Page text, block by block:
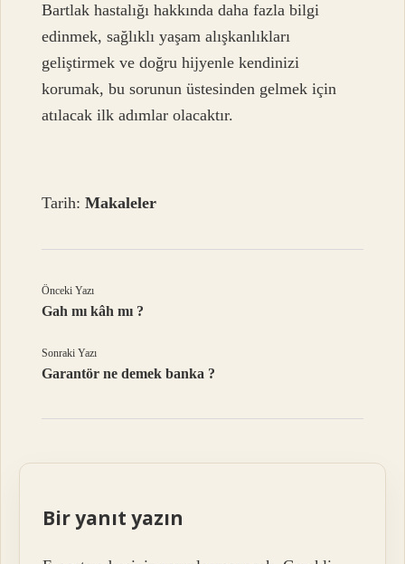
Bartlak hastalığı hakkında daha fazla bilgi
edinmek, sağlıklı yaşam alışkanlıkları
geliştirmek ve doğru hijyenle kendinizi
korumak, bu sorunun üstesinden gelmek için
atılacak ilk adımlar olacaktır.
Tarih:Makaleler
Önceki Yazı
Gah mı kâh mı ?
Sonraki Yazı
Garantör ne demek banka ?
Bir yanıt yazın